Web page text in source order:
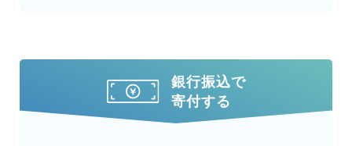
銀行振込で
寄付する